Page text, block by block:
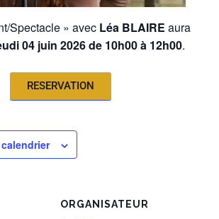
Spectacle » avec Léa BLAIRE aura
04 juin 2026 de 10h00 à 12h00.
RESERVATION
ORGANISATEUR